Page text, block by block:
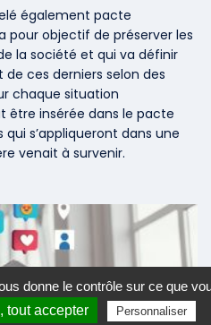
également pacte
pour objectif de préserver les
la société et qui va définir
ces derniers selon des
chaque situation
être insérée dans le pacte
s’appliqueront dans une
venait à survenir.
donne le contrôle sur ce que
tout accepter Personnaliser